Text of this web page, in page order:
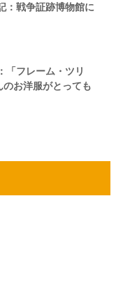
：戦争証跡博物館に
「フレーム・ツリ
お洋服がとっても